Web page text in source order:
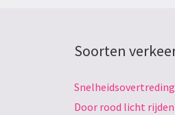
Soorten
Snelheidsovertreding
Door rood licht rijden